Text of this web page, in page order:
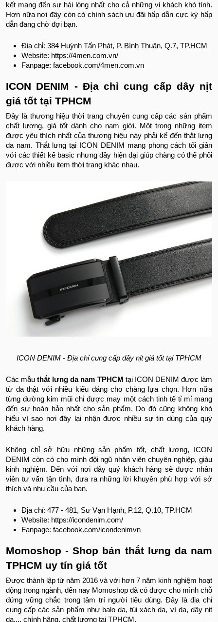
kết mang đến sự hài lòng nhất cho cả những vị khách khó tính.
Hơn nữa nơi đây còn có chính sách ưu đãi hấp dẫn cực kỳ hấp
dẫn đang chờ đợi bạn.
Địa chỉ: 384 Huỳnh Tấn Phát, P. Bình Thuận, Q.7, TP.HCM
Website: https://4men.com.vn/
Fanpage: facebook.com/4men.com.vn
ICON DENIM - Địa chỉ cung cấp dây nịt
giá tốt tại TPHCM
Đây là thương hiệu thời trang chuyên cung cấp các sản phẩm
chất lượng, giá tốt dành cho nam giới. Một trong những item
được yêu thích nhất của thương hiệu này phải kể đến thắt lưng
da nam. Thắt lưng tại ICON DENIM mang phong cách tối giản
với các thiết kế basic nhưng đầy hiện đại giúp chàng có thể phối
được với nhiều item thời trang khác nhau.
ICON DENIM - Địa chỉ cung cấp dây nịt giá tốt tại TPHCM
Các mẫuthắt lưng da nam TPHCM tại ICON DENIM được làm
từ da thật với nhiều kiểu dáng cho chàng lựa chọn. Hơn nữa
từng đường kim mũi chỉ được may một cách tinh tế tỉ mỉ mang
đến sự hoàn hảo nhất cho sản phẩm. Do đó cũng không khó
hiểu vì sao nơi đây lại nhận được nhiều sự tin dùng của quý
khách hàng.
Không chỉ sở hữu những sản phẩm tốt, chất lượng, ICON
DENIM còn có cho mình đội ngũ nhân viên chuyên nghiệp, giàu
kinh nghiệm. Đến với nơi đây quý khách hàng sẽ được nhân
viên tư vấn tận tình, đưa ra những lời khuyên phù hợp với sở
thích và nhu cầu của bạn.
Địa chỉ: 477 - 481, Sư Vạn Hạnh, P.12, Q.10, TP.HCM
Website: https://icondenim.com/
Fanpage: facebook.com/icondenimvn
Momoshop - Shop bán thắt lưng da nam
TPHCM uy tín giá tốt
Được thành lập từ năm 2016 và với hơn 7 năm kinh nghiệm hoạt
động trong ngành, đến nay Momoshop đã có được cho mình chỗ
đứng vững chắc trong tâm trí người tiêu dùng. Đây là địa chỉ
cung cấp các sản phẩm như balo da, túi xách da, ví da, dây nịt
da,... chính hãng, chất lượng tại TPHCM.